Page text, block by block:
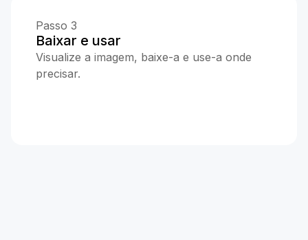
Passo 3
Baixar e usar
Visualize a imagem, baixe-a e use-a onde
precisar.